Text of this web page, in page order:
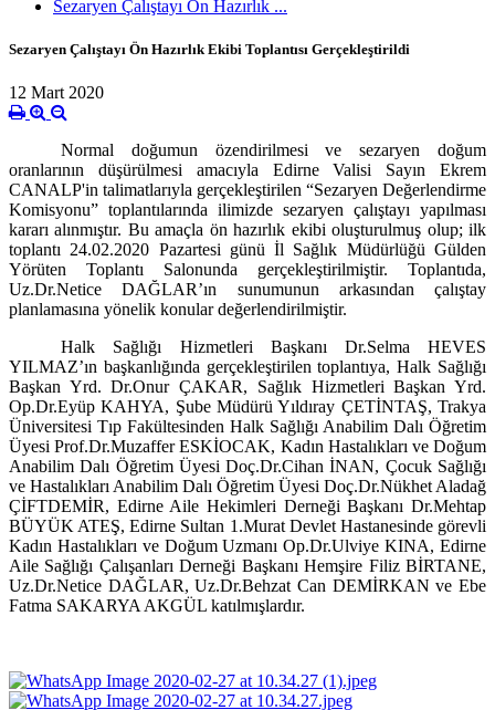
Sezaryen Çalıştayı Ön Hazırlık ...
Sezaryen Çalıştayı Ön Hazırlık Ekibi Toplantısı Gerçekleştirildi
12 Mart 2020
Normal doğumun özendirilmesi ve sezaryen doğum
oranlarının düşürülmesi amacıyla Edirne Valisi Sayın Ekrem
CANALP'in talimatlarıyla gerçekleştirilen “Sezaryen Değerlendirme
Komisyonu” toplantılarında ilimizde sezaryen çalıştayı yapılması
kararı alınmıştır. Bu amaçla ön hazırlık ekibi oluşturulmuş olup; ilk
toplantı 24.02.2020 Pazartesi günü İl Sağlık Müdürlüğü Gülden
Yörüten Toplantı Salonunda gerçekleştirilmiştir. Toplantıda,
Uz.Dr.Netice DAĞLAR’ın sunumunun arkasından çalıştay
planlamasına yönelik konular değerlendirilmiştir.
Halk Sağlığı Hizmetleri Başkanı Dr.Selma HEVES
YILMAZ’ın başkanlığında gerçekleştirilen toplantıya, Halk Sağlığı
Başkan Yrd. Dr.Onur ÇAKAR, Sağlık Hizmetleri Başkan Yrd.
Op.Dr.Eyüp KAHYA, Şube Müdürü Yıldıray ÇETİNTAŞ, Trakya
Üniversitesi Tıp Fakültesinden Halk Sağlığı Anabilim Dalı Öğretim
Üyesi Prof.Dr.Muzaffer ESKİOCAK, Kadın Hastalıkları ve Doğum
Anabilim Dalı Öğretim Üyesi Doç.Dr.Cihan İNAN, Çocuk Sağlığı
ve Hastalıkları Anabilim Dalı Öğretim Üyesi Doç.Dr.Nükhet Aladağ
ÇİFTDEMİR, Edirne Aile Hekimleri Derneği Başkanı Dr.Mehtap
BÜYÜK ATEŞ, Edirne Sultan 1.Murat Devlet Hastanesinde görevli
Kadın Hastalıkları ve Doğum Uzmanı Op.Dr.Ulviye KINA, Edirne
Aile Sağlığı Çalışanları Derneği Başkanı Hemşire Filiz BİRTANE,
Uz.Dr.Netice DAĞLAR, Uz.Dr.Behzat Can DEMİRKAN ve Ebe
Fatma SAKARYA AKGÜL katılmışlardır.